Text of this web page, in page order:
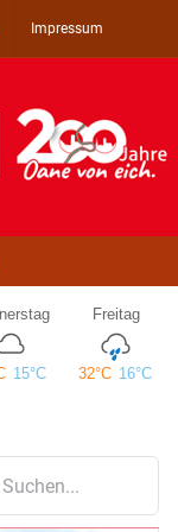
Impressum